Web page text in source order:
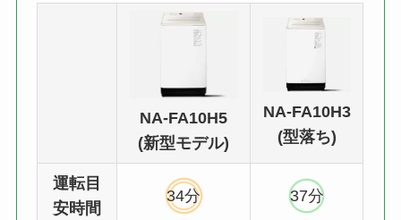
NA-FA10H5
(新型モデル)
NA-FA10H3
(型落ち)
運転目
安時間
34分 37分